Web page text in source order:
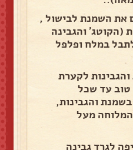
את השמנת לבישול ,
(הקוטג' והגבינה
במלח ופלפל
לקערת
טוב עד שכל
והגבינות,
המלוחה מעל
לגרד גבינה